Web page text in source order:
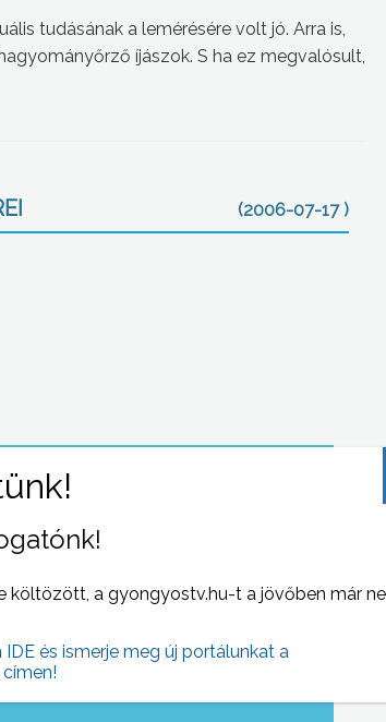
tudásának a lemérésére volt jó. Arra is,
íjászok. S ha ez megvalósult,
(2006-07-17 )
költözött, a gyongyostv.hu-t a jövőben már
és ismerje meg új portálunkat a